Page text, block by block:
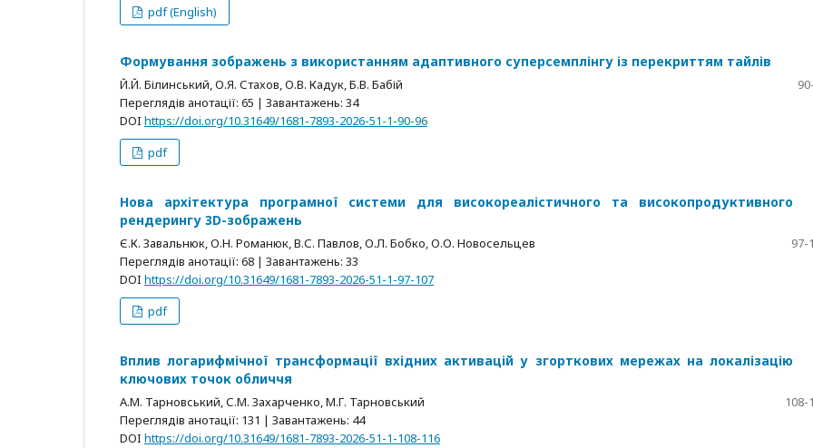
pdf (English)
Формування зображень з використанням адаптивного суперсемплінгу із перекриттям тайлів
Й.Й. Білинський, О.Я. Стахов, О.В. Кадук, Б.В. Бабій
Переглядів анотації: 65 | Завантажень: 34
DOI https://doi.org/10.31649/1681-7893-2026-51-1-90-96
pdf
Нова архітектура програмної системи для високореалістичного та високопродуктивного
рендерингу 3D-зображень
Є.К. Завальнюк, О.Н. Романюк, В.С. Павлов, О.Л. Бобко, О.О. Новосельцев
97-
Переглядів анотації: 68 | Завантажень: 33
DOI https://doi.org/10.31649/1681-7893-2026-51-1-97-107
pdf
Вплив логарифмічної трансформації вхідних активацій у згорткових мережах на локалізацію
ключових точок обличчя
А.М. Тарновський, С.М. Захарченко, М.Г. Тарновський
108-
Переглядів анотації: 131 | Завантажень: 44
DOI https://doi.org/10.31649/1681-7893-2026-51-1-108-116